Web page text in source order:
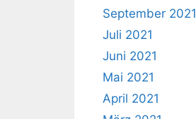
September 2021
Juli 2021
Juni 2021
Mai 2021
April 2021